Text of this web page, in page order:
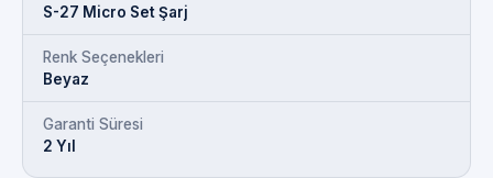
S-27 Micro Set Şarj
Renk Seçenekleri
Beyaz
Garanti Süresi
2 Yıl